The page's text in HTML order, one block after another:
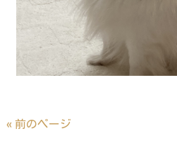
« 前のページ